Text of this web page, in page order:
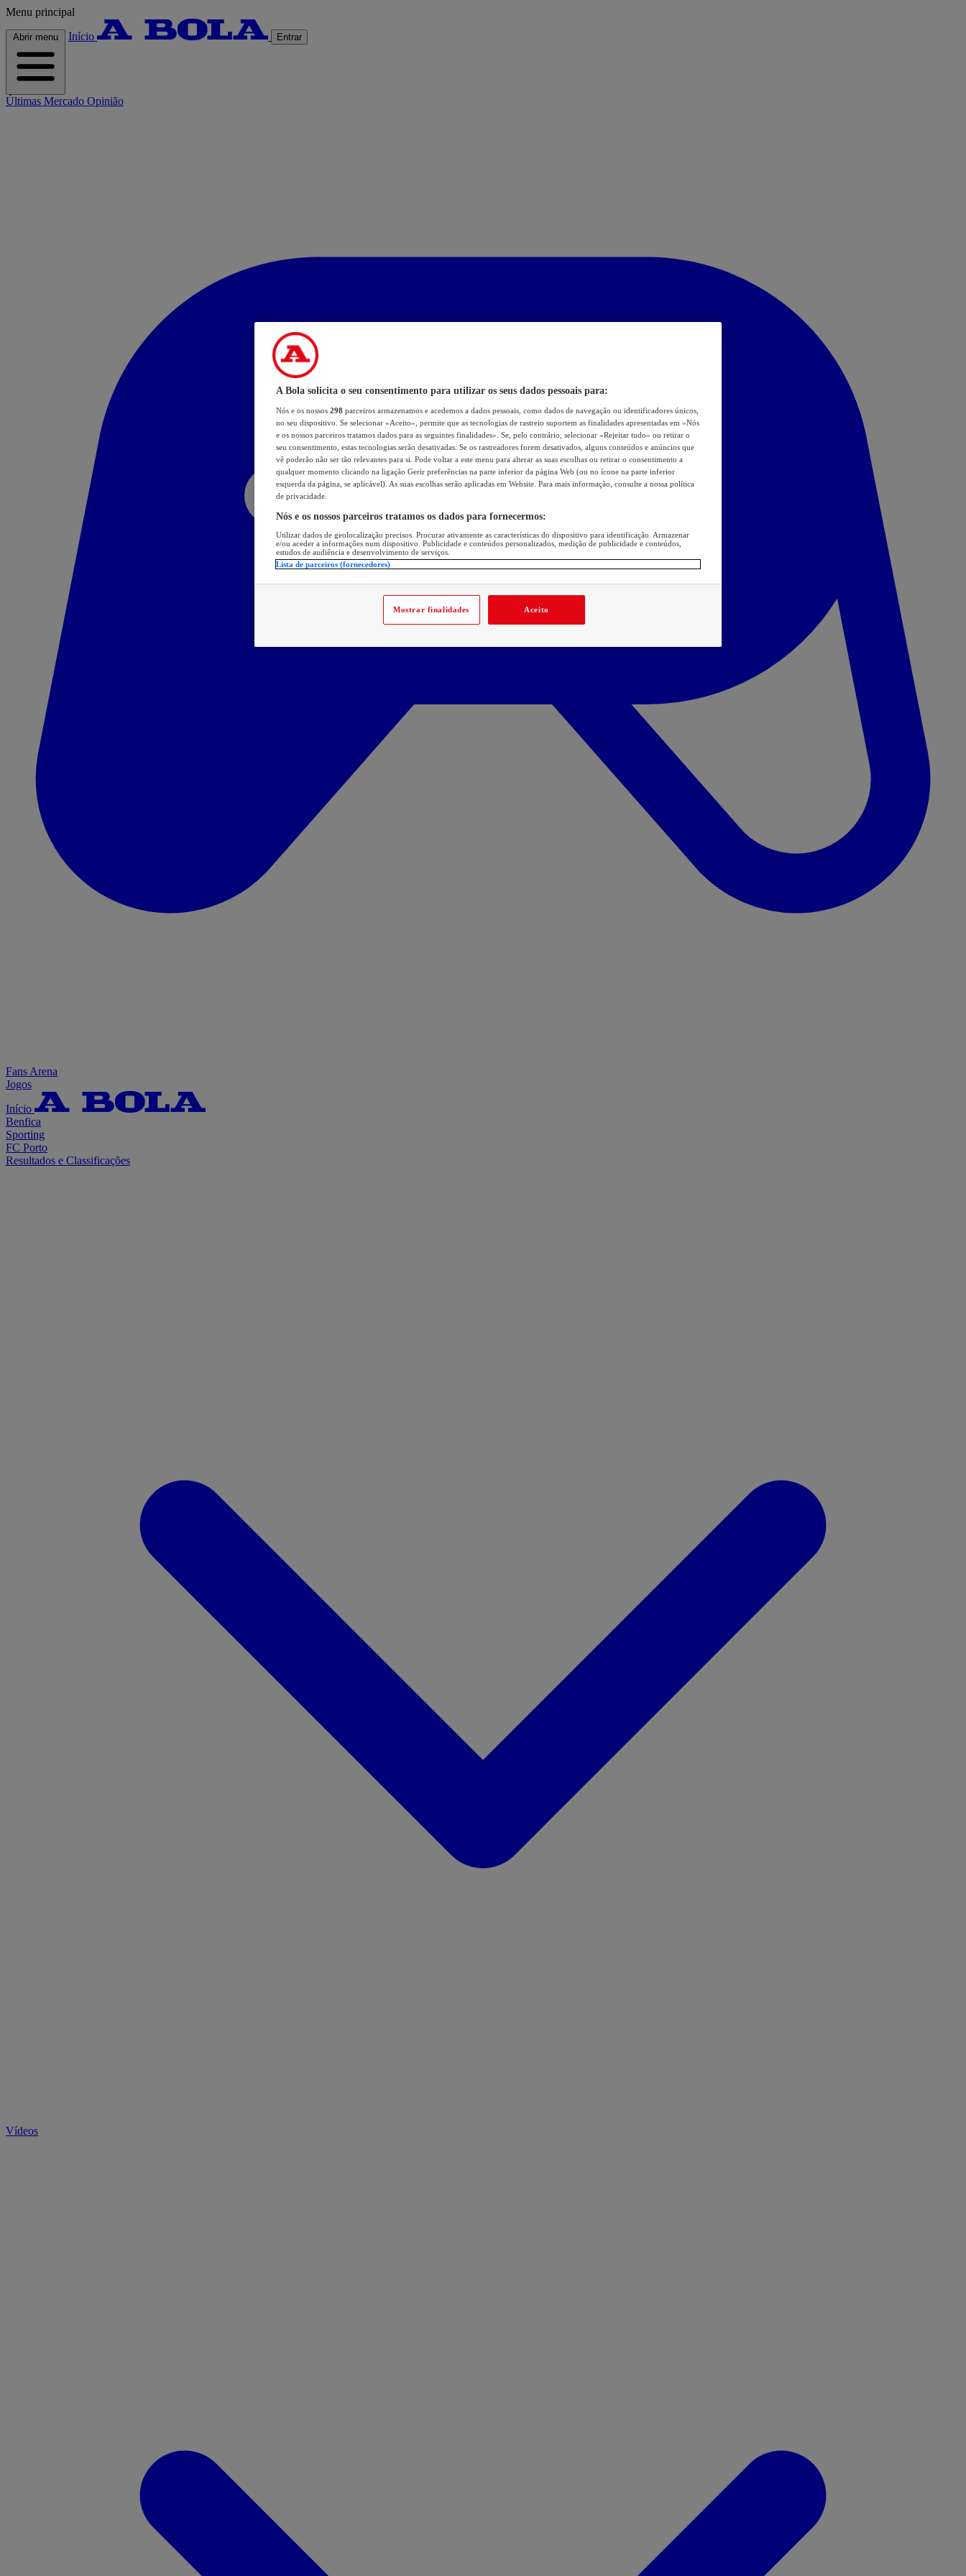
Menu principal
Abrir menu Início Entrar
Últimas Mercado Opinião
Fans Arena
Jogos
Início
Benfica
Sporting
FC Porto
Resultados e Classificações
Vídeos
A Bola solicita o seu consentimento para utilizar os seus dados pessoais para:
Nós e os nossos 298 parceiros armazenamos e acedemos a dados pessoais, como dados de navegação ou identificadores únicos,
no seu dispositivo. Se selecionar «Aceito», permite que as tecnologias de rastreio suportem as finalidades apresentadas em «Nós
e os nossos parceiros tratamos dados para as seguintes finalidades». Se, pelo contrário, selecionar «Rejeitar tudo» ou retirar o
seu consentimento, estas tecnologias serão desativadas. Se os rastreadores forem desativados, alguns conteúdos e anúncios que
vê poderão não ser tão relevantes para si. Pode voltar a este menu para alterar as suas escolhas ou retirar o consentimento a
qualquer momento clicando na ligação Gerir preferências na parte inferior da página Web (ou no ícone na parte inferior
esquerda da página, se aplicável). As suas escolhas serão aplicadas em Website. Para mais informação, consulte a nossa política
de privacidade.
Nós e os nossos parceiros tratamos os dados para fornecermos:
Utilizar dados de geolocalização precisos. Procurar ativamente as características do dispositivo para identificação. Armazenar
e/ou aceder a informações num dispositivo. Publicidade e conteúdos personalizados, medição de publicidade e conteúdos,
estudos de audiência e desenvolvimento de serviços.
Lista de parceiros (fornecedores)
Mostrar finalidades Aceito